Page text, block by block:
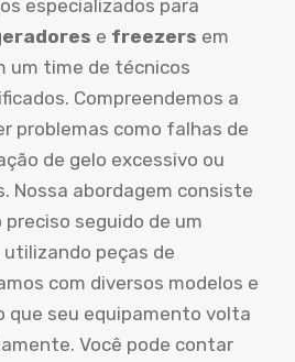
especializados para
e freezers em
um time de técnicos
Compreendemos a
problemas como falhas de
de gelo excessivo ou
Nossa abordagem consiste
seguido de um
peças de
com diversos modelos e
que seu equipamento volta
Você pode contar